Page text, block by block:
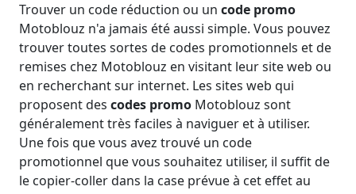
Trouver un code réduction ou un code promo
Motoblouz n'a jamais été aussi simple. Vous pouvez
trouver toutes sortes de codes promotionnels et de
remises chez Motoblouz en visitant leur site web ou
en recherchant sur internet. Les sites web qui
proposent des codes promo Motoblouz sont
généralement très faciles à naviguer et à utiliser.
Une fois que vous avez trouvé un code
promotionnel que vous souhaitez utiliser, il suffit de
le copier-coller dans la case prévue à cet effet au